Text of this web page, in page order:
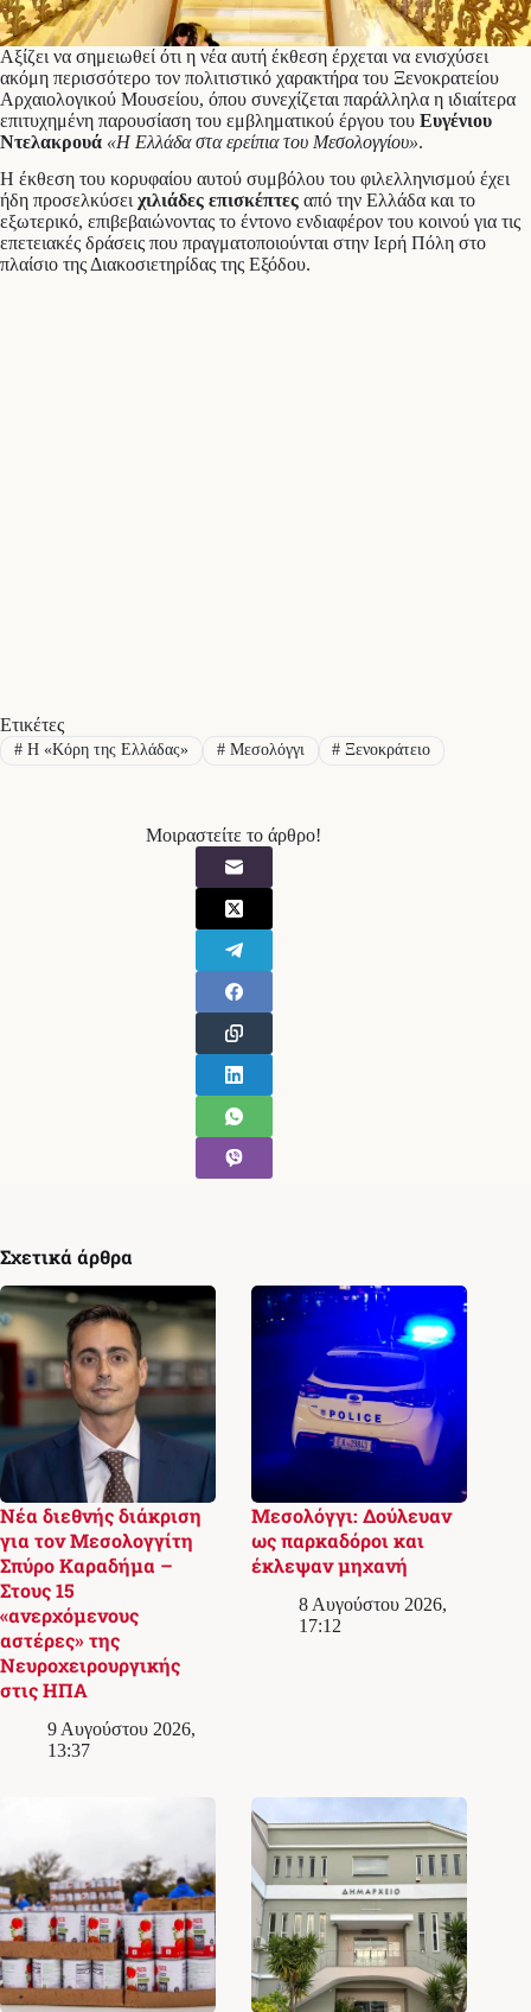
Αξίζει να σημειωθεί ότι η νέα αυτή έκθεση έρχεται να ενισχύσει
ακόμη περισσότερο τον πολιτιστικό χαρακτήρα του Ξενοκρατείου
Αρχαιολογικού Μουσείου, όπου συνεχίζεται παράλληλα η ιδιαίτερα
επιτυχημένη παρουσίαση του εμβληματικού έργου του Ευγένιου
Ντελακρουά «Η Ελλάδα στα ερείπια του Μεσολογγίου».
Η έκθεση του κορυφαίου αυτού συμβόλου του φιλελληνισμού έχει
ήδη προσελκύσει χιλιάδες επισκέπτες από την Ελλάδα και το
εξωτερικό, επιβεβαιώνοντας το έντονο ενδιαφέρον του κοινού για τις
επετειακές δράσεις που πραγματοποιούνται στην Ιερή Πόλη στο
πλαίσιο της Διακοσιετηρίδας της Εξόδου.
Ετικέτες
#Η «Κόρη της Ελλάδας» #Μεσολόγγι # Ξενοκράτειο
Μοιραστείτε το άρθρο!
Σχετικά άρθρα
Νέα διεθνής διάκριση
για τον Μεσολογγίτη
Σπύρο Καραδήμα –
Στους 15
«ανερχόμενους
αστέρες» της
Νευροχειρουργικής
στις ΗΠΑ
9 Αυγούστου 2026,
13:37
Μεσολόγγι: Δούλευαν
ως παρκαδόροι και
έκλεψαν μηχανή
8 Αυγούστου 2026,
17:12